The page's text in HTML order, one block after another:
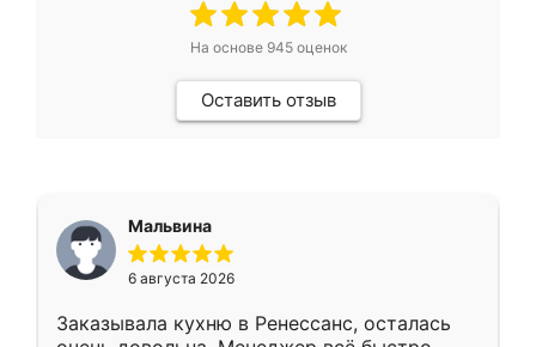
На основе 945оценок
Оставить отзыв
Мальвина
6 августа 2026
Заказывала кухню в Ренессанс, осталась